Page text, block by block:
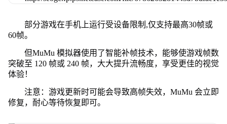
部分游戏在手机上运行受设备限制,仅支持最高30帧或
60帧。
但MuMu 模拟器使用了智能补帧技术，能够使游戏帧数
突破至 120 帧或 240 帧，大大提升流畅度，享受更佳的视觉
体验！
注意：游戏更新时可能会导致高帧失效，MuMu 会立即
修复，耐心等待恢复即可。